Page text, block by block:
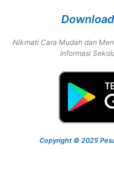
Nikmati Cara Mudah dan
Informasi
Copyright © 2025